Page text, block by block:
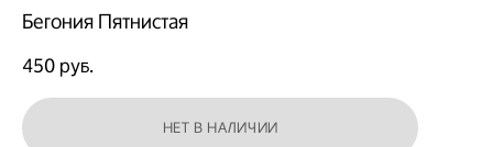
Бегония Пятнистая
450 pуб.
НЕТ В НАЛИЧИИ